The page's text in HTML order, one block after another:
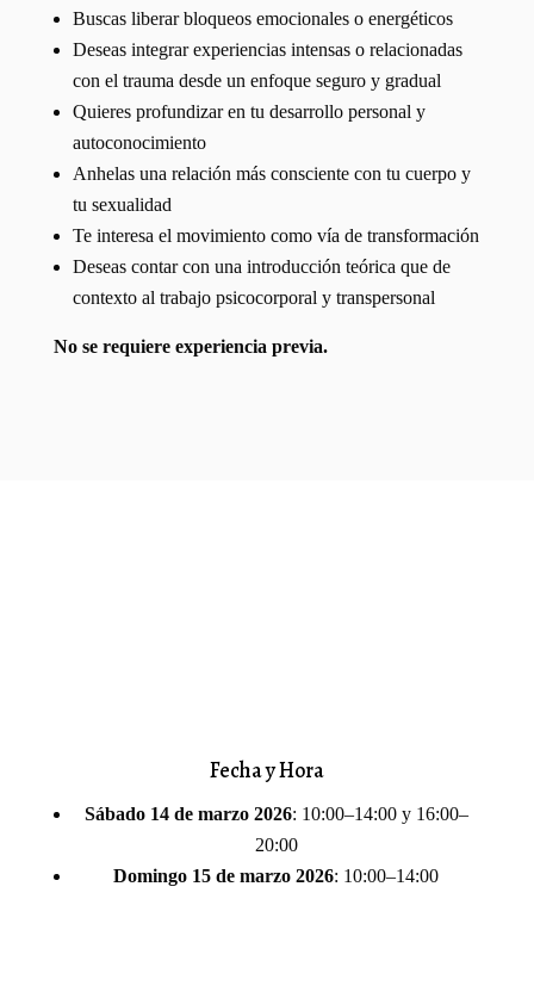
Buscas liberar bloqueos emocionales o energéticos
Deseas integrar experiencias intensas o relacionadas
con el trauma desde un enfoque seguro y gradual
Quieres profundizar en tu desarrollo personal y
autoconocimiento
Anhelas una relación más consciente con tu cuerpo y
tu sexualidad
Te interesa el movimiento como vía de transformación
Deseas contar con una introducción teórica que de
contexto al trabajo psicocorporal y transpersonal
No se requiere experiencia previa.
Fecha y Hora
Sábado 14 de marzo 2026: 10:00–14:00 y 16:00–
20:00
Domingo 15 de marzo 2026: 10:00–14:00